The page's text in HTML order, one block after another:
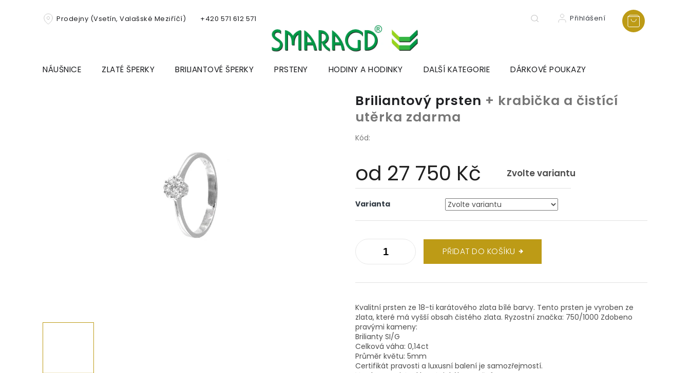
Prodejny (Vsetín, Valašské Meziříčí) +420 571 612 571 Přihlášení
NÁUŠNICE ZLATÉ ŠPERKY BRILIANTOVÉ ŠPERKY PRSTENY HODINY A HODINKY DALŠÍ KATEGORIE DÁRKOVÉ POUKAZY
Briliantový prsten + krabička a čistící
utěrka zdarma
Kód:
od 27 750 Kč Zvolte variantu
cena:
Varianta
PŘIDAT DO KOŠÍKU
Kvalitní prsten ze 18-ti karátového zlata bílé barvy. Tento prsten je vyroben ze
zlata, které má vyšší obsah čistého zlata. Ryzostní značka: 750/1000 Zdobeno
pravými kameny:
Brilianty SI/G
Celková váha: 0,14ct
Průměr květu: 5mm
Certifikát pravosti a luxusní balení je samozřejmostí.